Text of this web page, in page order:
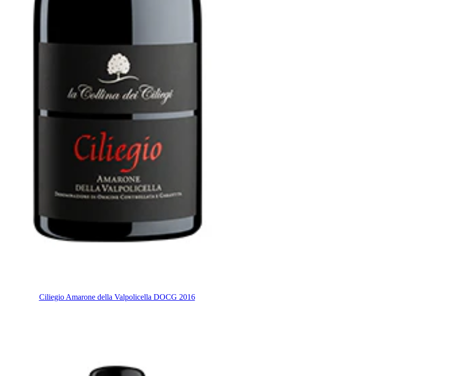
Ciliegio Amarone della Valpolicella DOCG 2016